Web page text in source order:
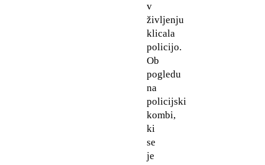
v
življenju
klicala
policijo.
Ob
pogledu
na
policijski
kombi,
ki
se
je